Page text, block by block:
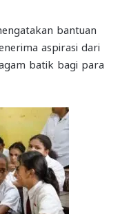
bantuan
aspirasi dari
batik bagi para